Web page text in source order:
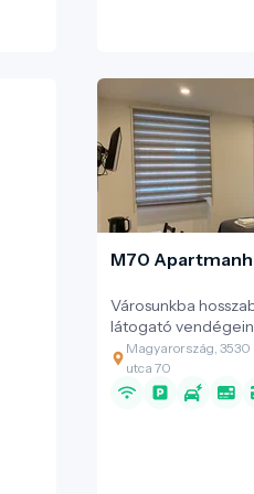
M70
Városunkba
látogató
választás, a
és berendezett 25
apartmanházunk.
Magyarország,
utca 70